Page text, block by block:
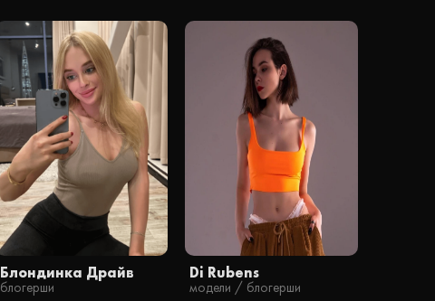
Блондинка Драйв
блогерши
Di Rubens
модели / блогерши